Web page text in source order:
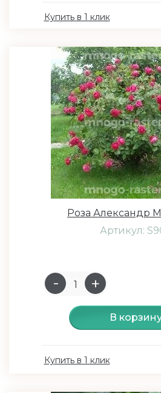
Купить в 1 клик
Роза Александр
Артикул:
В
Купить в 1 клик